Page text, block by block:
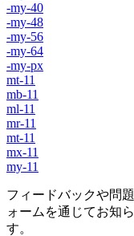
-my-40
-my-48
-my-56
-my-64
-my-px
mt-11
mb-11
ml-11
mr-11
mt-11
mx-11
my-11
フィードバックや問
ォームを通じてお知
す。